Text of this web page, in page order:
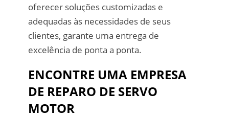
oferecer soluções customizadas e
adequadas às necessidades de seus
clientes, garante uma entrega de
excelência de ponta a ponta.
ENCONTRE UMA EMPRESA
DE REPARO DE SERVO
MOTOR